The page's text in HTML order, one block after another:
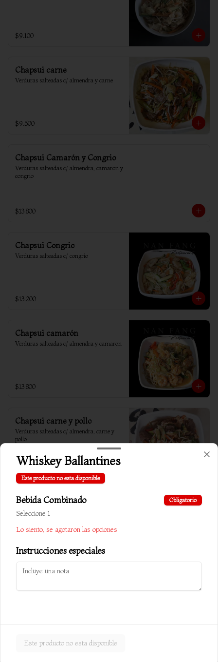
$9.100
Chapsui carne
Verduras salteadas c/ almendra y carne
$9.500
Chapsui Camarón y Congrio
Verduras salteadas c/ almendra, camaron y
congrio
$13.800
Chapsui Congrio
Verduras salteadas c/ congrio
$13.200
Chapsui camarón
Verduras salteadas c/ almendra y camaron
$13.800
Chapsui carne y pollo
Verduras salteadas c/ almendra, carne y
pollo
$10.000
Chapsui cerdo
$10.500
Whiskey Ballantines
Este producto no esta disponible
Bebida Combinado Obligatorio
Seleccione 1
Lo siento, se agotaron las opciones
Instrucciones especiales
Este producto no esta disponible